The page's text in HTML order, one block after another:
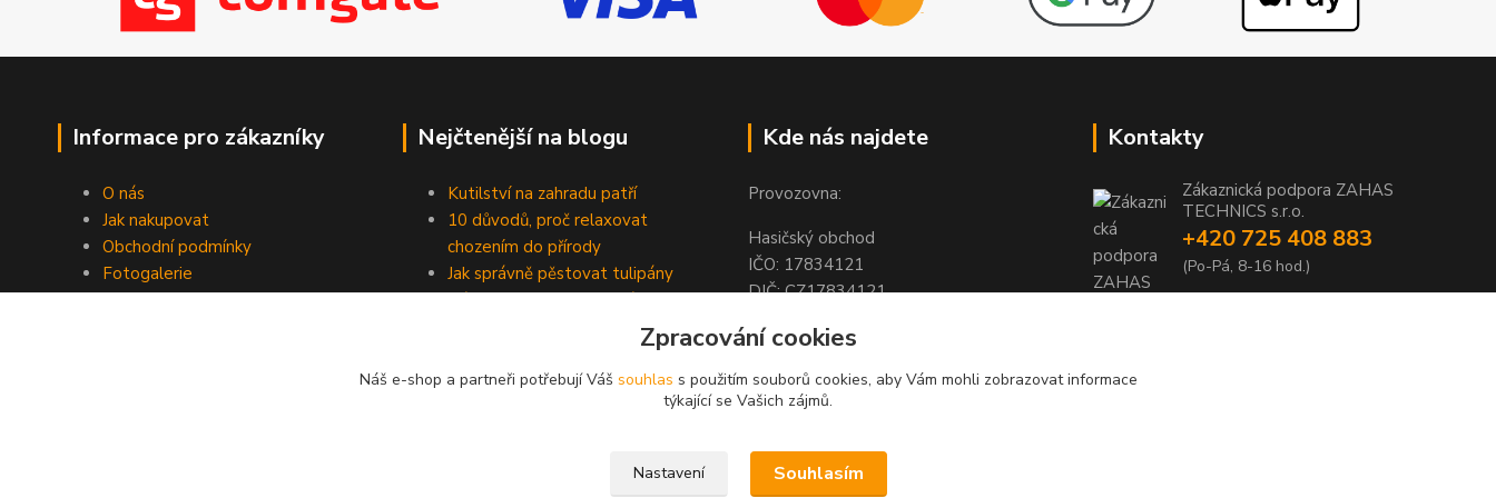
Informace pro zákazníky
O nás
Jak nakupovat
Obchodní podmínky
Fotogalerie
Kontakty
Nejčtenější na blogu
Kutilství na zahradu patří
10 důvodů, proč relaxovat
chozením do přírody
Jak správně pěstovat tulipány
Náhodně generovaný článek
Kde nás najdete
Provozovna:
Hasičský obchod
IČO: 17834121
DIČ: CZ17834121
779 00 Olomouc
Česká Republika
Kontakty
Zákaznická podpora ZAHAS
TECHNICS s.r.o.
+420 725 408 883
(Po-Pá, 8-16 hod.)
Zpracování cookies
Náš e-shop a partneři potřebují Váš souhlas s použitím souborů cookies, aby Vám mohli zobrazovat informace
týkající se Vašich zájmů.
Nastavení Souhlasím